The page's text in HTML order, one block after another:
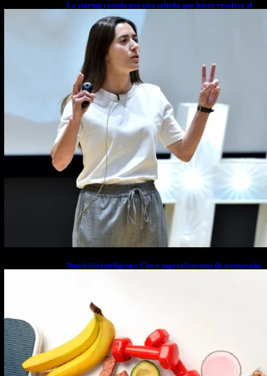
La startup creada por una salteña que busca resolver el
estrés financiero en Latinoamérica
Nutrición inteligente: Cinco superalimentos de temporada